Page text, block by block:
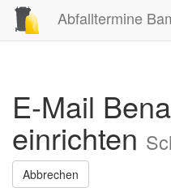
Abfalltermine
E-Mail
einrichten
Abbrechen